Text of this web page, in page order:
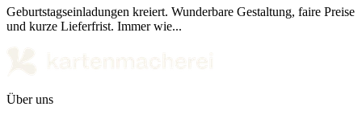
Geburtstagseinladungen kreiert. Wunderbare Gestaltung, faire Preise
und kurze Lieferfrist. Immer wie...
Über uns